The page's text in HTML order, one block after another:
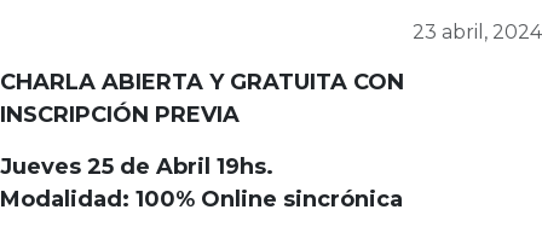
23 abril, 2024
CHARLA ABIERTA Y GRATUITA CON
INSCRIPCIÓN PREVIA
Jueves 25 de Abril 19hs.
Modalidad: 100% Online sincrónica